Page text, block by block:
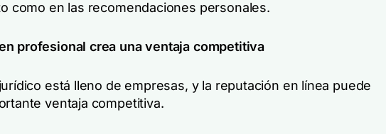
como en las recomendaciones personales.
profesional crea una ventaja competitiva
está lleno de empresas, y la reputación en línea puede
ventaja competitiva.